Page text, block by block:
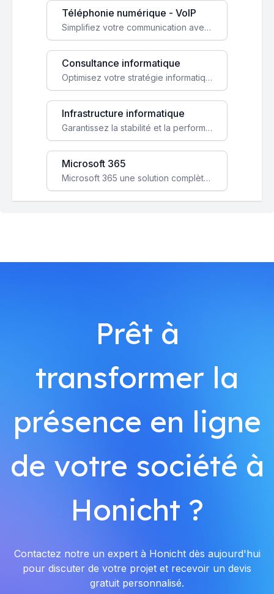
Téléphonie numérique - VoIP
Simplifiez votre communication avec une solution VoIP flexible, économique et adaptée à vos besoins professionnels.
Consultance informatique
Optimisez votre stratégie informatique avec l'expertise de nos consultants pour améliorer votre efficacité et sécurité.
Infrastructure informatique
Garantissez la stabilité et la performance de votre entreprise avec une infrastructure IT sécurisée et évolutive.
Microsoft 365
Microsoft 365 une solution complète qui booste votre productivité, renforce la sécurité de vos données et facilite la collaboration.
Prêt à
transformer la
présence en ligne
de votre société à
Honicht ?
Contactez notre un expert à Honicht dès aujourd'hui
pour discuter de votre projet et recevoir un devis
gratuit personnalisé.